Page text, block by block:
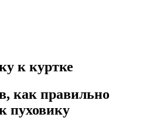
к куртке
как правильно
пуховику